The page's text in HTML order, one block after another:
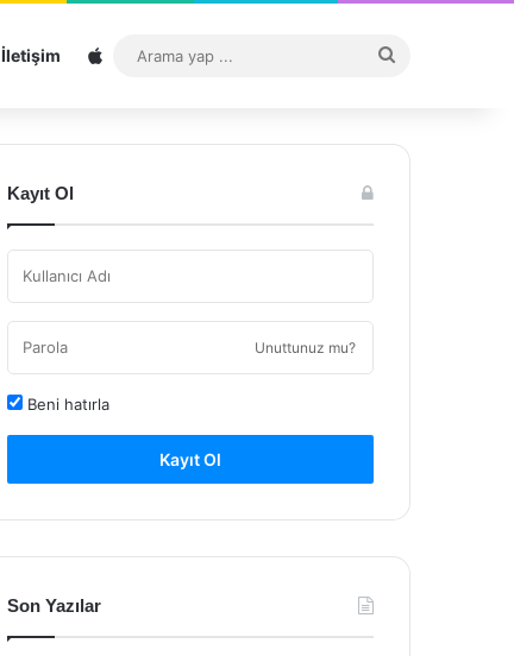
İletişim Sitemap
...
Kayıt Ol
Unuttunuz mu?
Beni hatırla
Kayıt Ol
Son Yazılar